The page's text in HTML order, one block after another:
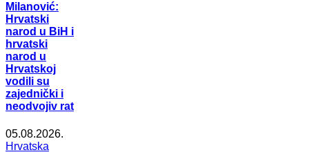
Milanović:
Hrvatski
narod u BiH i
hrvatski
narod u
Hrvatskoj
vodili su
zajednički i
neodvojiv rat
05.08.2026.
Hrvatska